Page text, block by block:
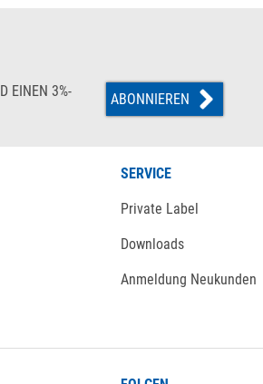
EINEN 3%-
ABONNIEREN
SERVICE
Private Label
Downloads
Anmeldung Neukunden